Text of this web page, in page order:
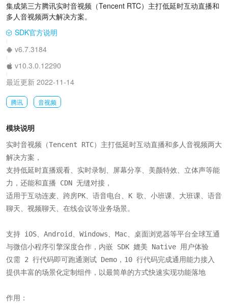
集成第三方腾讯实时音视频（Tencent RTC）主打低延时互动直播和
多人音视频两大解决方案。
SDK官方说明
v6.7.3184
v10.3.0.12290
最近更新 2022-11-14
腾讯 音视频
模块说明
实时音视频（Tencent RTC）主打低延时互动直播和多人音视频两大
解决方案，
支持低延时直播观看、实时录制、屏幕分享、美颜特效、立体声等能
力，还能和直播 CDN 无缝对接，
适用于互动连麦、跨房PK、语音电台、K 歌、小班课、大班课、语音
聊天、视频聊天、在线会议等业务场景。
支持 iOS、Android、Windows、Mac、桌面浏览器等平台全球互通
与微信小程序引擎深度合作，内嵌 SDK 媲美 Native 用户体验
仅需 2 行代码即可跑通测试 Demo，10 行代码完成通用能力接入
提供丰富的场景化定制组件，以最简单的方式快速实现功能落地
作用：